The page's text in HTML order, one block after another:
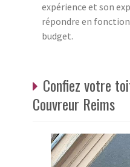
expérience et son
répondre en
budget.
Confiez votre
Couvreur Reims